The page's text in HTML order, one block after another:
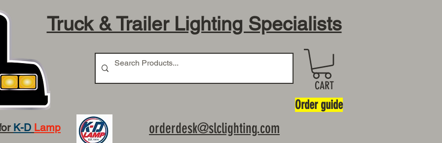
Truck & Trailer Lighting Specialists
CART
Order guide
orderdesk@slclighting.com
K-D Lamp